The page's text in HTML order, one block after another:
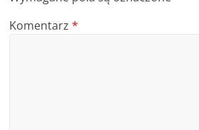
Komentarz*